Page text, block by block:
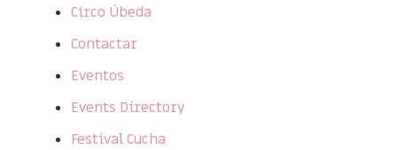
Circo Úbeda
Contactar
Eventos
Events Directory
Festival Cucha